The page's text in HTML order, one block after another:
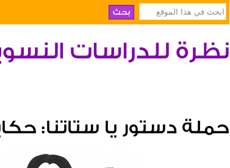
نظرة للدراسات
حملة دستور يا ستاتنا: